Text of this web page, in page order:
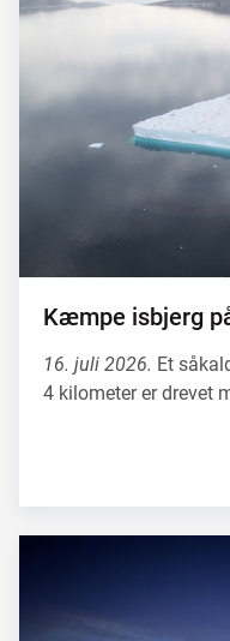
Kæmpe isbjerg
16. juli 2026. Et
4 kilometer er drevet